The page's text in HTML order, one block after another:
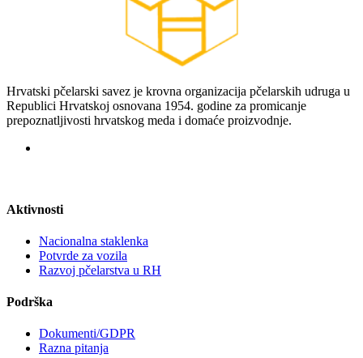
Hrvatski pčelarski savez je krovna organizacija pčelarskih udruga u
Republici Hrvatskoj osnovana 1954. godine za promicanje
prepoznatljivosti hrvatskog meda i domaće proizvodnje.
Aktivnosti
Nacionalna staklenka
Potvrde za vozila
Razvoj pčelarstva u RH
Podrška
Dokumenti/GDPR
Razna pitanja